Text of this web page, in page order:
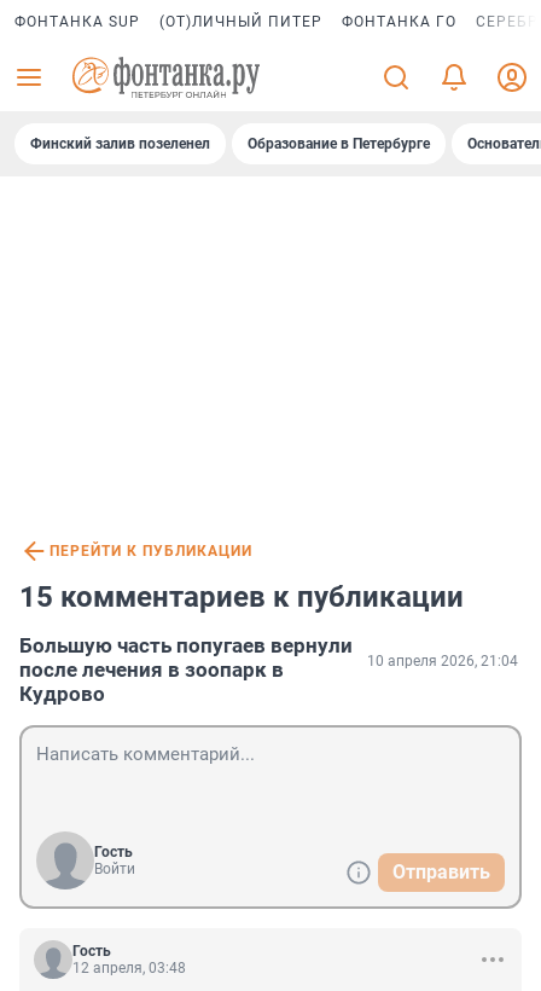
ФОНТАНКА SUP (ОТ)ЛИЧНЫЙ ПИТЕР ФОНТАНКА ГО
Финский залив позеленел Образование в Петербурге
ПЕРЕЙТИ К ПУБЛИКАЦИИ
15 комментариев к публикации
Большую часть попугаев вернули
после лечения в зоопарк в
Кудрово
10 апреля 2026, 21:04
Гость
Войти
Отправить
Гость
12 апреля, 03:48